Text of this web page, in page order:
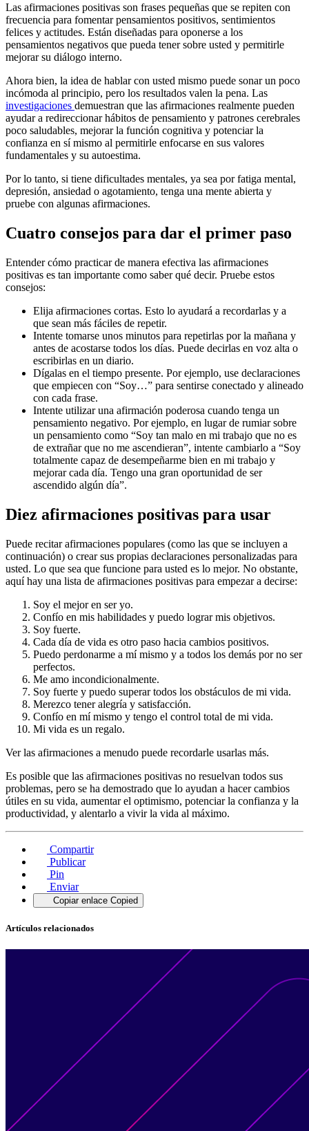
Las afirmaciones positivas son frases pequeñas que se repiten con
frecuencia para fomentar pensamientos positivos, sentimientos
felices y actitudes. Están diseñadas para oponerse a los
pensamientos negativos que pueda tener sobre usted y permitirle
mejorar su diálogo interno.
Ahora bien, la idea de hablar con usted mismo puede sonar un poco
incómoda al principio, pero los resultados valen la pena. Las
investigaciones demuestran que las afirmaciones realmente pueden
ayudar a redireccionar hábitos de pensamiento y patrones cerebrales
poco saludables, mejorar la función cognitiva y potenciar la
confianza en sí mismo al permitirle enfocarse en sus valores
fundamentales y su autoestima.
Por lo tanto, si tiene dificultades mentales, ya sea por fatiga mental,
depresión, ansiedad o agotamiento, tenga una mente abierta y
pruebe con algunas afirmaciones.
Cuatro consejos para dar el primer paso
Entender cómo practicar de manera efectiva las afirmaciones
positivas es tan importante como saber qué decir. Pruebe estos
consejos:
Elija afirmaciones cortas. Esto lo ayudará a recordarlas y a
que sean más fáciles de repetir.
Intente tomarse unos minutos para repetirlas por la mañana y
antes de acostarse todos los días. Puede decirlas en voz alta o
escribirlas en un diario.
Dígalas en el tiempo presente. Por ejemplo, use declaraciones
que empiecen con “Soy…” para sentirse conectado y alineado
con cada frase.
Intente utilizar una afirmación poderosa cuando tenga un
pensamiento negativo. Por ejemplo, en lugar de rumiar sobre
un pensamiento como “Soy tan malo en mi trabajo que no es
de extrañar que no me ascendieran”, intente cambiarlo a “Soy
totalmente capaz de desempeñarme bien en mi trabajo y
mejorar cada día. Tengo una gran oportunidad de ser
ascendido algún día”.
Diez afirmaciones positivas para usar
Puede recitar afirmaciones populares (como las que se incluyen a
continuación) o crear sus propias declaraciones personalizadas para
usted. Lo que sea que funcione para usted es lo mejor. No obstante,
aquí hay una lista de afirmaciones positivas para empezar a decirse:
Soy el mejor en ser yo.
Confío en mis habilidades y puedo lograr mis objetivos.
Soy fuerte.
Cada día de vida es otro paso hacia cambios positivos.
Puedo perdonarme a mí mismo y a todos los demás por no ser
perfectos.
Me amo incondicionalmente.
Soy fuerte y puedo superar todos los obstáculos de mi vida.
Merezco tener alegría y satisfacción.
Confío en mí mismo y tengo el control total de mi vida.
Mi vida es un regalo.
Ver las afirmaciones a menudo puede recordarle usarlas más.
Es posible que las afirmaciones positivas no resuelvan todos sus
problemas, pero se ha demostrado que lo ayudan a hacer cambios
útiles en su vida, aumentar el optimismo, potenciar la confianza y la
productividad, y alentarlo a vivir la vida al máximo.
Compartir
Publicar
Pin
Enviar
Copiar enlace Copied
Artículos relacionados